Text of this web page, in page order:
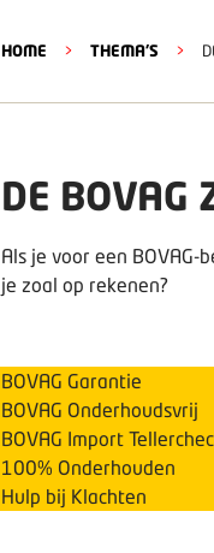
HOME > THEMA'S >
DE BOVAG
Als je voor een
je zoal op rekenen?
BOVAG Garantie
BOVAG Onderhoudsvrij
BOVAG Import
100% Onderhouden
Hulp bij Klachten